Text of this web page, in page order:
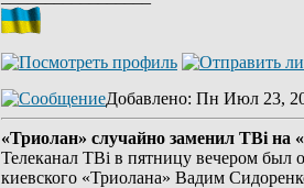
Добавлено: Пн Июл 23,
«Триолан» случайно заменил ТВі на
Телеканал ТВі в пятницу вечером был
киевского «Триолана» Вадим